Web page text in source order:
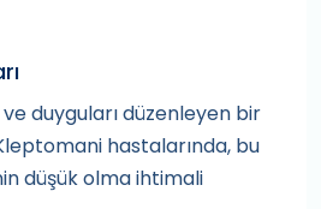
duyguları düzenleyen bir
hastalarında, bu
düşük olma ihtimali